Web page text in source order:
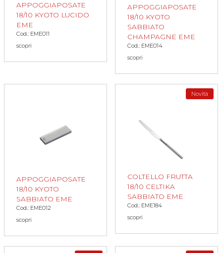
APPOGGIAPOSATE
18/10 KYOTO LUCIDO
EME
Cod.: EME011
scopri
APPOGGIAPOSATE
18/10 KYOTO
SABBIATO
CHAMPAGNE EME
Cod.: EME014
scopri
APPOGGIAPOSATE
18/10 KYOTO
SABBIATO EME
Cod.: EME012
scopri
Novità
COLTELLO FRUTTA
18/10 CELTIKA
SABBIATO EME
Cod.: EME184
scopri